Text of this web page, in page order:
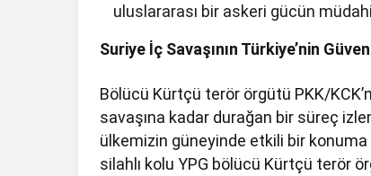
uluslararası bir askeri gücün
Suriye İç Savaşının Türkiye’nin
Bölücü Kürtçü terör örgütü PKK/
savaşına kadar durağan bir süreç
ülkemizin güneyinde etkili bir
silahlı kolu YPG bölücü Kürtçü terör